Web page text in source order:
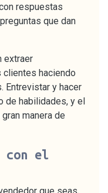
respuestas
que dan
extraer
haciendo
Entrevistar y hacer
de habilidades, y el
manera de
con el